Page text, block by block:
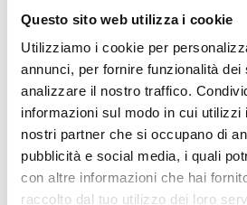
Questo sito web utilizza i cookie
Utilizziamo i cookie per
annunci, per fornire funzionalità dei
analizzare il nostro traffico.
informazioni sul modo in cui utilizzi
nostri partner che si occupano di
pubblicità e social media, i quali
con altre informazioni che hai
raccolto dal tuo utilizzo dei loro
all’interno di un punto vendita è
strumento per garantire igiene e
per consentire la necessaria
Navigazione
Pagare in contanti